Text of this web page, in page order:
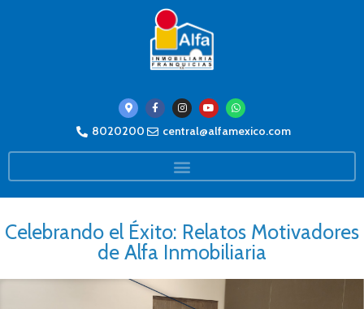
8020200 central@alfamexico.com
Celebrando el Éxito: Relatos Motivadores
de Alfa Inmobiliaria